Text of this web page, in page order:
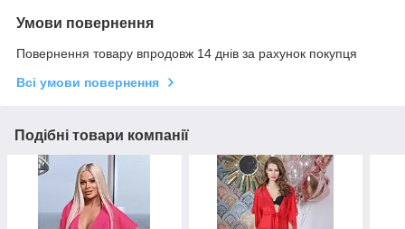
Умови повернення
Повернення товару впродовж 14 днів за рахунок покупця
Всі умови повернення
Подібні товари компанії